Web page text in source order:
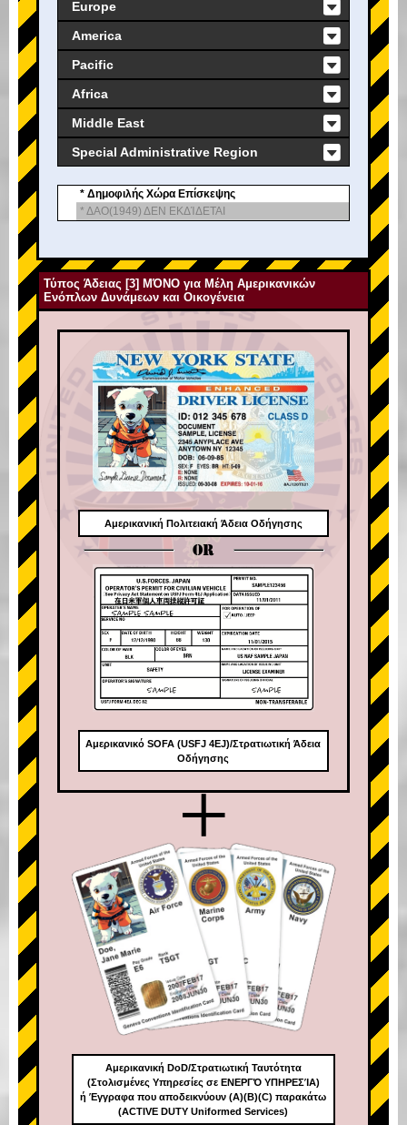
Europe
America
Pacific
Africa
Middle East
Special Administrative Region
* Δημοφιλής Χώρα Επίσκεψης
* ΔΑΟ(1949) ΔΕΝ ΕΚΔΊΔΕΤΑΙ
Τύπος Άδειας [3] ΜΌΝΟ για Μέλη Αμερικανικών
Ενόπλων Δυνάμεων και Οικογένεια
Αμερικανική Πολιτειακή Άδεια Οδήγησης
OR
Αμερικανικό SOFA (USFJ 4EJ)/Στρατιωτική Άδεια
Οδήγησης
+
Αμερικανική DoD/Στρατιωτική Ταυτότητα
(Στολισμένες Υπηρεσίες σε ΕΝΕΡΓΌ ΥΠΗΡΕΣΊΑ)
ή Έγγραφα που αποδεικνύουν (A)(B)(C) παρακάτω
(ACTIVE DUTY Uniformed Services)